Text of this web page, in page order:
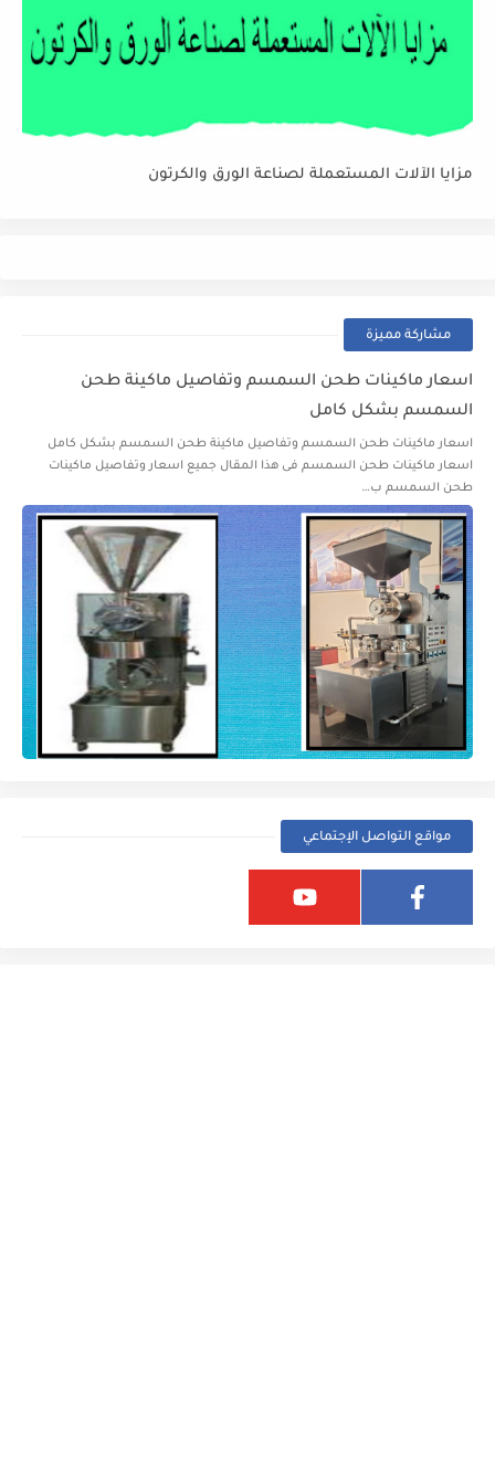
مزايا الآلات المستعملة لصناعة الورق والكرتون
مشاركة مميزة
اسعار ماكينات طحن السمسم وتفاصيل ماكينة طحن
السمسم بشكل كامل
اسعار ماكينات طحن السمسم وتفاصيل ماكينة طحن السمسم بشكل كامل
اسعار ماكينات طحن السمسم فى هذا المقال جميع اسعار وتفاصيل ماكينات
طحن السمسم ب…
مواقع التواصل الإجتماعي